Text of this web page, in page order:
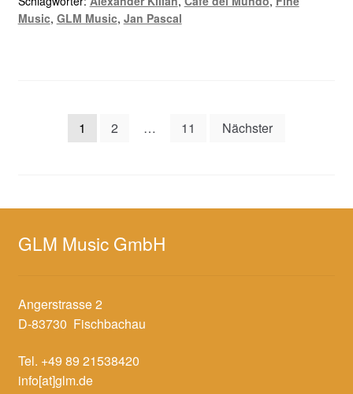
Music, GLM Music, Jan Pascal
Seitennummerierung
1 2 … 11 Nächster
GLM Music GmbH
Angerstrasse 2
D-83730 Fischbachau
Tel. +49 89 21538420
info[at]glm.de